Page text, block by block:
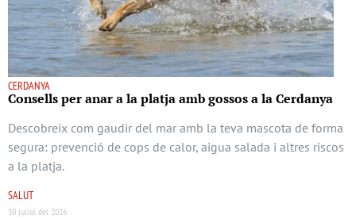
CERDANYA
Consells per anar a la platja amb gossos a la Cerdanya
Descobreix com gaudir del mar amb la teva mascota de forma
segura: prevenció de cops de calor, aigua salada i altres riscos
a la platja.
SALUT
30 juliol del 2026